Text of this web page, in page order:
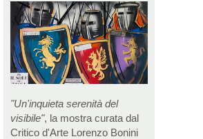
"Un'inquieta serenità del
visibile", la mostra curata dal
Critico d'Arte Lorenzo Bonini